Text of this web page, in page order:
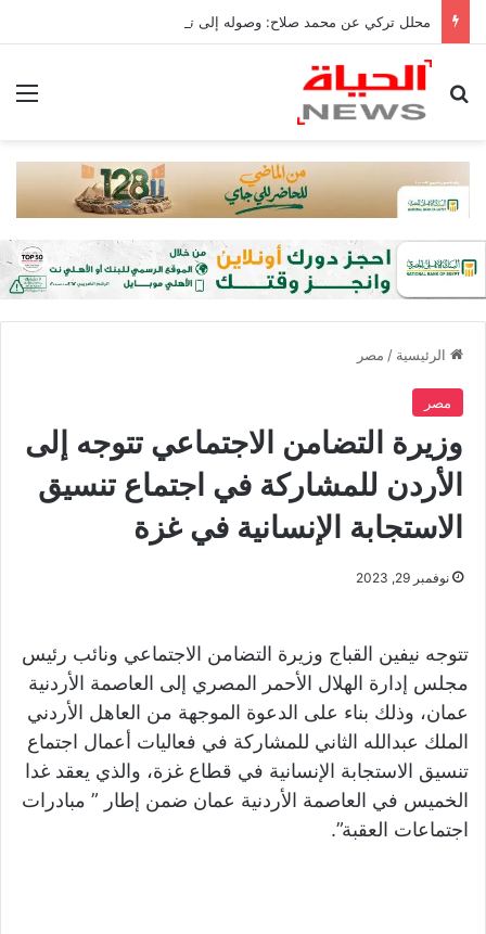
بحث عن
الرئيسية / مصر
مصر
وزيرة التضامن الاجتماعي تتوجه إلى
الأردن للمشاركة في اجتماع تنسيق
الاستجابة الإنسانية في غزة
نوفمبر 29, 2023
تتوجه نيفين القباج وزيرة التضامن الاجتماعي ونائب رئيس
مجلس إدارة الهلال الأحمر المصري إلى العاصمة الأردنية
عمان، وذلك بناء على الدعوة الموجهة من العاهل الأردني
الملك عبدالله الثاني للمشاركة في فعاليات أعمال اجتماع
تنسيق الاستجابة الإنسانية في قطاع غزة، والذي يعقد غدا
الخميس في العاصمة الأردنية عمان ضمن إطار ” مبادرات
اجتماعات العقبة”.